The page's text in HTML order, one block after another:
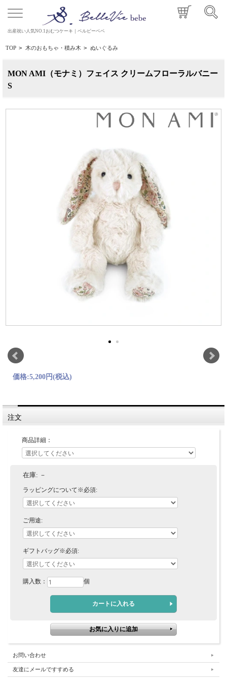
出産祝い人気NO.1おむつケーキ｜ベルビーベベ
TOP > 木のおもちゃ・積み木 > ぬいぐるみ
MON AMI（モナミ）フェイス クリームフローラルバニー
S
価格:5,200円(税込)
注文
商品詳細：
在庫: －
ラッピングについて※必須:
ご用途:
ギフトバッグ※必須:
購入数： 個
お問い合わせ
友達にメールですすめる